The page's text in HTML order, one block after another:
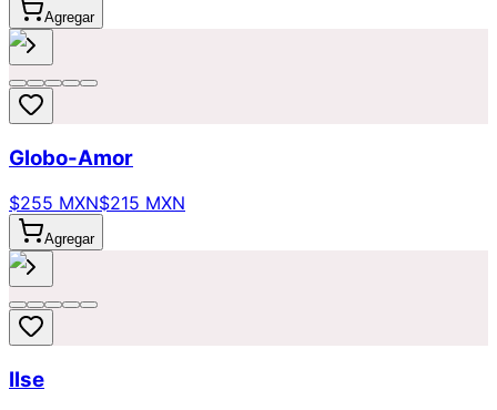
Agregar
Globo-Amor
$255 MXN$215 MXN
Agregar
Ilse